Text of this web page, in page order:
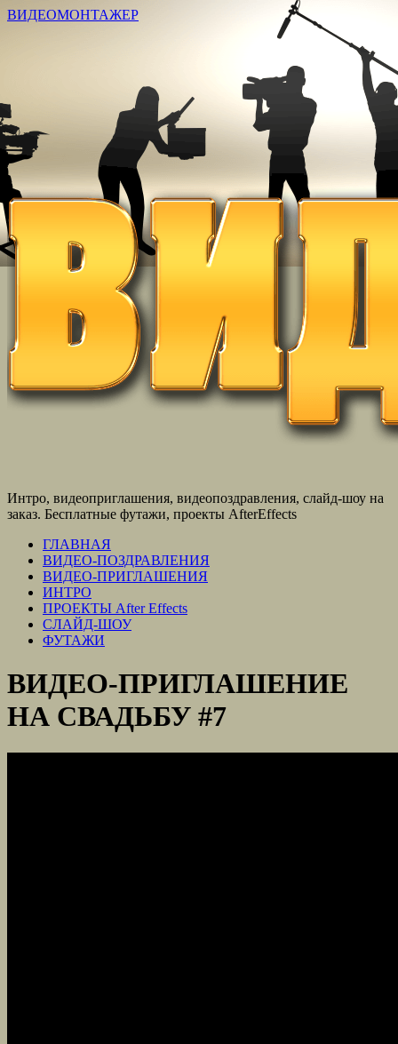
ВИДЕОМОНТАЖЕР
Интро, видеоприглашения, видеопоздравления, слайд-шоу на
заказ. Бесплатные футажи, проекты AfterEffects
ГЛАВНАЯ
ВИДЕО-ПОЗДРАВЛЕНИЯ
ВИДЕО-ПРИГЛАШЕНИЯ
ИНТРО
ПРОЕКТЫ After Effects
СЛАЙД-ШОУ
ФУТАЖИ
ВИДЕО-ПРИГЛАШЕНИЕ
НА СВАДЬБУ #7